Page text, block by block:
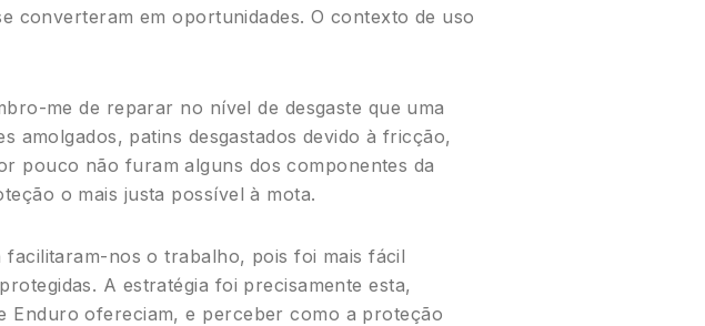
converteram em oportunidades. O contexto de uso
me de reparar no nível de desgaste que uma
amolgados, patins desgastados devido à fricção,
pouco não furam alguns dos componentes da
o mais justa possível à mota.
facilitaram-nos o trabalho, pois foi mais fácil
A estratégia foi precisamente esta,
Enduro ofereciam, e perceber como a proteção